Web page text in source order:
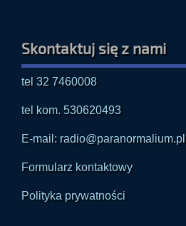
Skontaktuj się z nami
tel 32 7460008
tel kom. 530620493
E-mail: radio@paranormalium.pl
Formularz kontaktowy
Polityka prywatności